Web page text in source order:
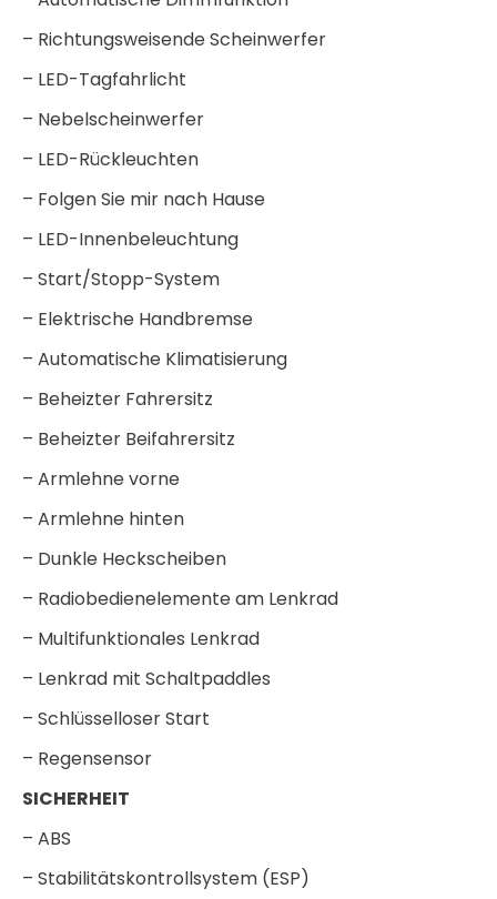
– Richtungsweisende Scheinwerfer
– LED-Tagfahrlicht
– Nebelscheinwerfer
– LED-Rückleuchten
– Folgen Sie mir nach Hause
– LED-Innenbeleuchtung
– Start/Stopp-System
– Elektrische Handbremse
– Automatische Klimatisierung
– Beheizter Fahrersitz
– Beheizter Beifahrersitz
– Armlehne vorne
– Armlehne hinten
– Dunkle Heckscheiben
– Radiobedienelemente am Lenkrad
– Multifunktionales Lenkrad
– Lenkrad mit Schaltpaddles
– Schlüsselloser Start
– Regensensor
SICHERHEIT
– ABS
– Stabilitätskontrollsystem (ESP)